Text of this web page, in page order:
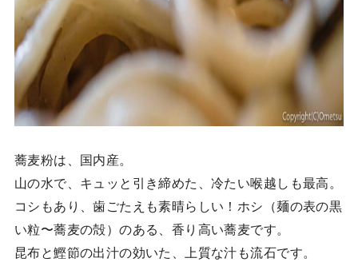
蕎麦粉は、国内産。
山の水で、キュッと引き締めた、冷たい喉越しも最高。
コシもあり、歯ごたえも素晴らしい！ホシ（麺の表の黒
い粒〜蕎麦の殻）のある、香り高い蕎麦です。
昆布と鰹節の出汁の効いた、上質な汁も流石です。